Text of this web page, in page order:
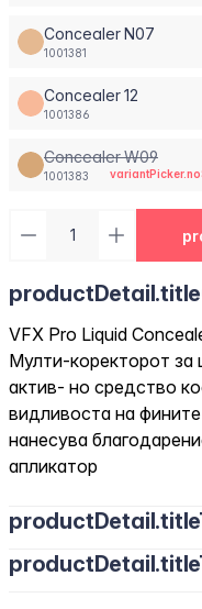
Concealer N07
1001381
Concealer 12
1001386
Concealer W09
1001383
VFX Pro Liquid
Мулти-коректорот
актив- но средство
видливоста на
нанесува
апликатор